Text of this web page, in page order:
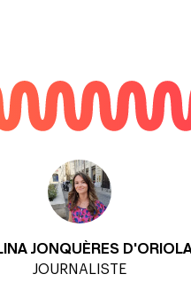
JONQUÈRES
JOURNALISTE